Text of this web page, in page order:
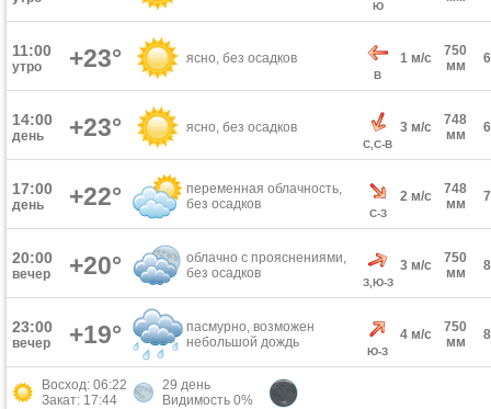
Ю
11:00
утро +23° ясно, без осадков
В
1 м/с
750
мм
14:00
день +23° ясно, без осадков
С,С-В
3 м/с
748
мм
17:00
день +22°
переменная облачность,
без осадков
С-З
2 м/с
748
мм
20:00
вечер +20°
облачно с прояснениями,
без осадков
З,Ю-З
3 м/с
750
мм
23:00
вечер +19°
пасмурно, возможен
небольшой дождь
Ю-З
4 м/с
750
мм
Восход: 06:22
Закат: 17:44
29 день
Видимость 0%